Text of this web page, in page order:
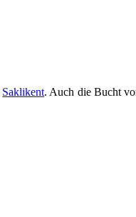
Saklikent. Auch die Bucht